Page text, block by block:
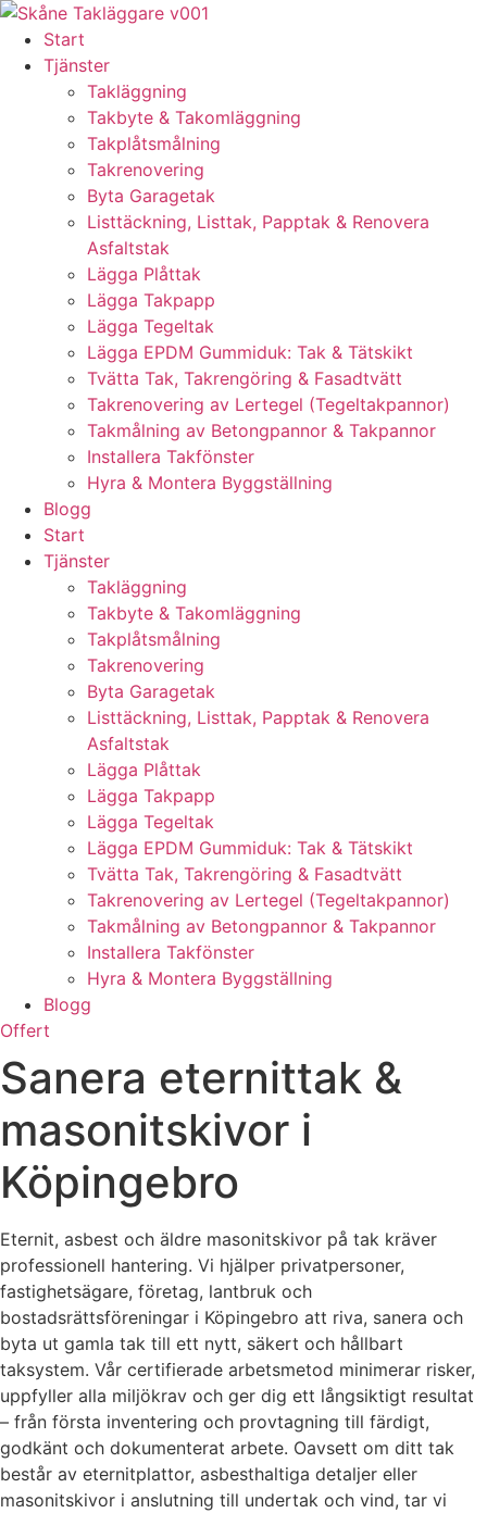
Skip
content
Start
Tjänster
Takläggning
Takbyte & Takomläggning
Takplåtsmålning
Takrenovering
Byta Garagetak
Listtäckning, Listtak, Papptak & Renovera
Asfaltstak
Lägga Plåttak
Lägga Takpapp
Lägga Tegeltak
Lägga EPDM Gummiduk: Tak & Tätskikt
Tvätta Tak, Takrengöring & Fasadtvätt
Takrenovering av Lertegel (Tegeltakpannor)
Takmålning av Betongpannor & Takpannor
Installera Takfönster
Hyra & Montera Byggställning
Blogg
Start
Tjänster
Takläggning
Takbyte & Takomläggning
Takplåtsmålning
Takrenovering
Byta Garagetak
Listtäckning, Listtak, Papptak & Renovera
Asfaltstak
Lägga Plåttak
Lägga Takpapp
Lägga Tegeltak
Lägga EPDM Gummiduk: Tak & Tätskikt
Tvätta Tak, Takrengöring & Fasadtvätt
Takrenovering av Lertegel (Tegeltakpannor)
Takmålning av Betongpannor & Takpannor
Installera Takfönster
Hyra & Montera Byggställning
Blogg
Offert
Sanera eternittak &
masonitskivor i
Köpingebro
Eternit, asbest och äldre masonitskivor på tak kräver
professionell hantering. Vi hjälper privatpersoner,
fastighetsägare, företag, lantbruk och
bostadsrättsföreningar i Köpingebro att riva, sanera och
byta ut gamla tak till ett nytt, säkert och hållbart
taksystem. Vår certifierade arbetsmetod minimerar risker,
uppfyller alla miljökrav och ger dig ett långsiktigt resultat
– från första inventering och provtagning till färdigt,
godkänt och dokumenterat arbete. Oavsett om ditt tak
består av eternitplattor, asbesthaltiga detaljer eller
masonitskivor i anslutning till undertak och vind, tar vi